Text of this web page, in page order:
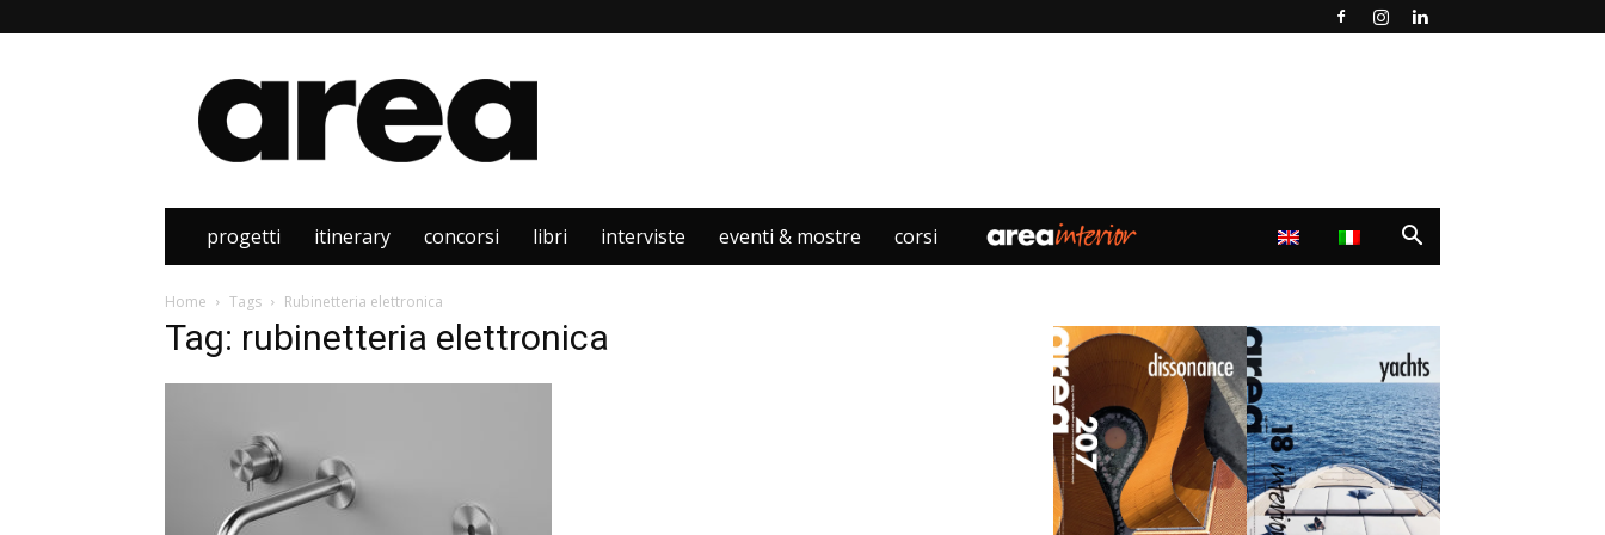
Area
progetti itinerary concorsi libri interviste eventi & mostre corsi
Home Tags Rubinetteria elettronica
Tag: rubinetteria elettronica